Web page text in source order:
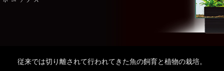
従来では切り離されて行われてきた魚の飼育と植物の栽培。